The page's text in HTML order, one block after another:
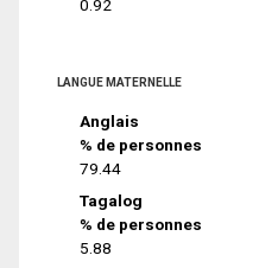
0.92
LANGUE MATERNELLE
Anglais
% de personnes
79.44
Tagalog
% de personnes
5.88